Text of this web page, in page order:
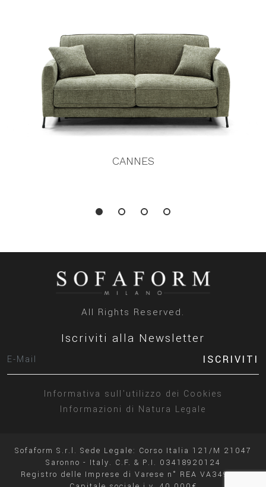
CANNES
All Rights Reserved.
Iscriviti alla Newsletter
ISCRIVITI
Informativa sull'utilizzo dei Cookies
Informazioni di Natura Legale
Sofaform S.r.l. Sede Legale: Corso Italia 121/M 21047
Saronno - Italy. C.F. & P.I. 03418920124
Registro delle Imprese di Varese n° REA VA349932